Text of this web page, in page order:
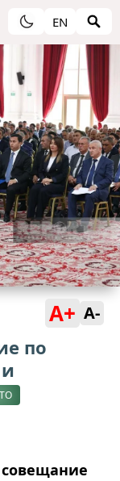
EN
A+ A-
по
совещание